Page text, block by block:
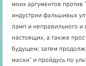
моих аргументов против
индустрии фальшивых
ламп и неправильного и
настоящих, а также
будущем; затем
маски" и пройдусь по